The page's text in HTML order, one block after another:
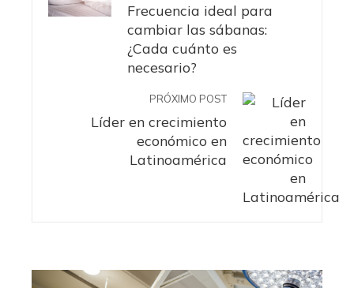
Frecuencia ideal para
cambiar las sábanas:
¿Cada cuánto es
necesario?
PRÓXIMO POST
Líder en crecimiento
económico en
Latinoamérica